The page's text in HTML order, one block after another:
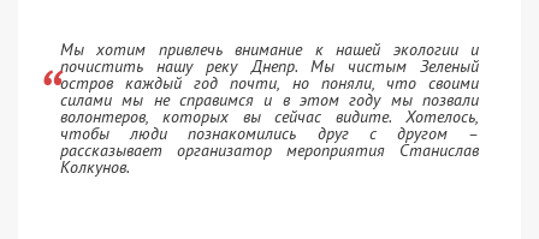
Мы хотим привлечь внимание к нашей экологии и
почистить нашу реку Днепр. Мы чистым Зеленый
остров каждый год почти, но поняли, что своими
силами мы не справимся и в этом году мы позвали
волонтеров, которых вы сейчас видите. Хотелось,
чтобы люди познакомились друг с другом –
рассказывает организатор мероприятия Станислав
Колкунов.